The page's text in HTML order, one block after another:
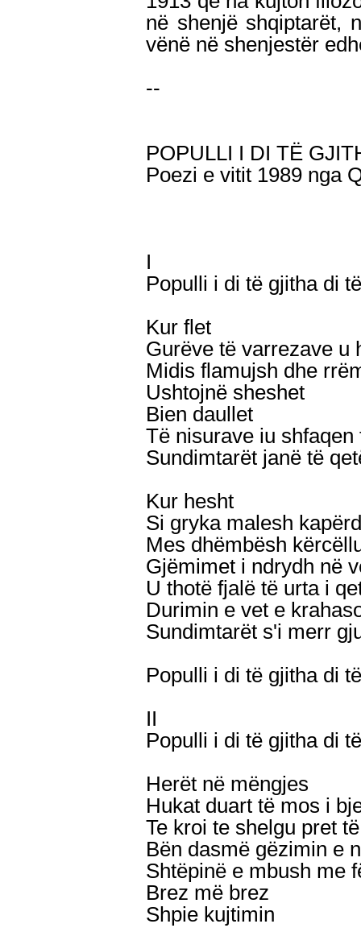
në shenjë shqiptarët,
vënë në shenjestër
--
POPULLI I DI TË
Poezi e vitit 1989 nga
I
Populli i di të gjitha di
Kur flet
Gurëve të varrezave u
Midis flamujsh dhe
Ushtojnë sheshet
Bien daullet
Të nisurave iu shfaqen
Sundimtarët janë të
Kur hesht
Si gryka malesh
Mes dhëmbësh
Gjëmimet i ndrydh në
U thotë fjalë të urta i
Durimin e vet e
Sundimtarët s'i merr
Populli i di të gjitha di
II
Populli i di të gjitha di
Herët në mëngjes
Hukat duart të mos i
Te kroi te shelgu pret
Bën dasmë gëzimin e
Shtëpinë e mbush me
Brez më brez
Shpie kujtimin